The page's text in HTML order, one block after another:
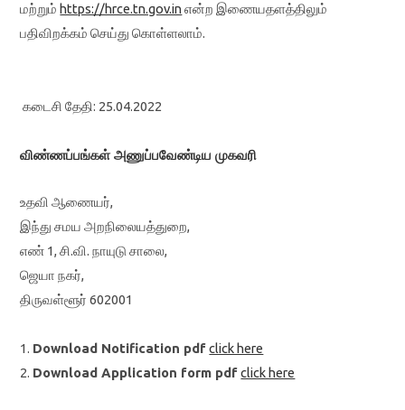
மற்றும்‌https://hrce.tn.gov.in என்ற இணையதளத்திலும்‌
பதிவிறக்கம்‌செய்து கொள்ளலாம்‌.
கடைசி தேதி: 25.04.2022
விண்ணப்பங்கள் அணுப்பவேண்டிய முகவரி
உதவி ஆணையர்,
இந்து சமய அறநிலையத்துறை,
எண் 1, சி.வி. நாயுடு சாலை,
ஜெயா நகர்,
திருவள்ளூர் 602001
1. Download Notification pdf click here
2. Download Application form pdf click here